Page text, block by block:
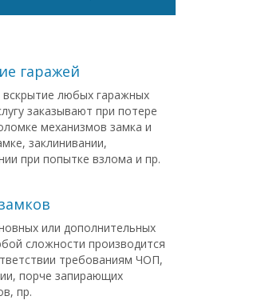
гаражей
любых гаражных
заказывают при потере
механизмов замка и
заклинивании,
при попытке взлома и пр.
или дополнительных
сложности производится
требованиям ЧОП,
порче запирающих
пр.